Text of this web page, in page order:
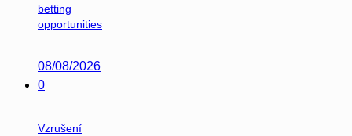
betting
opportunities
08/08/2026
0
Vzrušení